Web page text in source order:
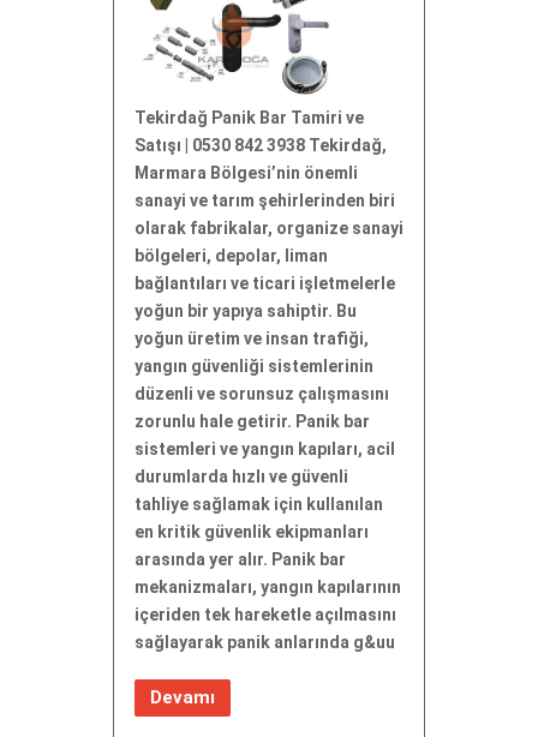
Tekirdağ Panik Bar Tamiri ve
Satışı | 0530 842 3938 Tekirdağ,
Marmara Bölgesi’nin önemli
sanayi ve tarım şehirlerinden biri
olarak fabrikalar, organize sanayi
bölgeleri, depolar, liman
bağlantıları ve ticari işletmelerle
yoğun bir yapıya sahiptir. Bu
yoğun üretim ve insan trafiği,
yangın güvenliği sistemlerinin
düzenli ve sorunsuz çalışmasını
zorunlu hale getirir. Panik bar
sistemleri ve yangın kapıları, acil
durumlarda hızlı ve güvenli
tahliye sağlamak için kullanılan
en kritik güvenlik ekipmanları
arasında yer alır. Panik bar
mekanizmaları, yangın kapılarının
içeriden tek hareketle açılmasını
sağlayarak panik anlarında g&uu
Devamı